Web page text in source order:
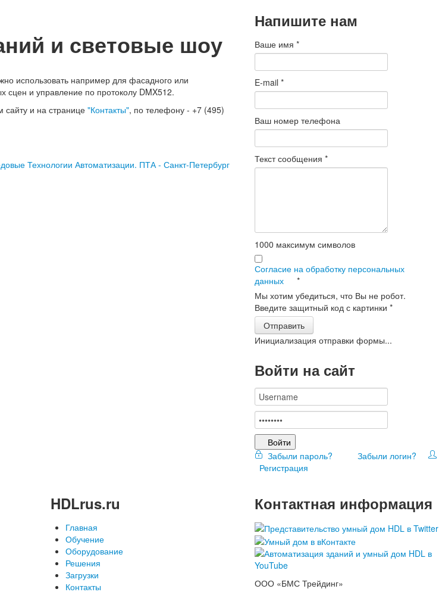
и световые шоу
использовать например для фасадного или
сцен и управление по протоколу DMX512.
и на странице "Контакты", по телефону - +7 (495)
Технологии Автоматизации. ПТА - Санкт-Петербург
Напишите нам
Ваше имя*
E-mail*
Ваш номер телефона
Текст сообщения*
1000 максимум символов
Согласие на обработку персональных
данных
*
Мы хотим убедиться, что Вы не робот.
Введите защитный код с картинки*
Отправить
Инициализация отправки формы...
Войти на сайт
Войти
Забыли пароль?
Забыли логин?
Регистрация
HDLrus.ru
Главная
Обучение
Оборудование
Решения
Загрузки
Контакты
Контактная информация
ООО «БМС Трейдинг»